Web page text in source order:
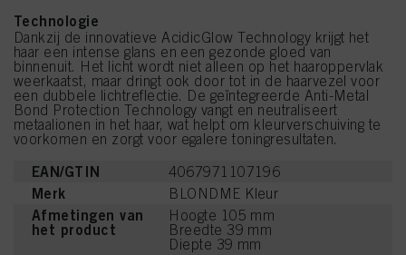
Technologie
Dankzij de innovatieve AcidicGlow Technology krijgt het
haar een intense glans en een gezonde gloed van
binnenuit. Het licht wordt niet alleen op het haaroppervlak
weerkaatst, maar dringt ook door tot in de haarvezel voor
een dubbele lichtreflectie. De geïntegreerde Anti-Metal
Bond Protection Technology vangt en neutraliseert
metaalionen in het haar, wat helpt om kleurverschuiving te
voorkomen en zorgt voor egalere toningresultaten.
EAN/GTIN 4067971107196
Merk BLONDME Kleur
Afmetingen van
het product
Hoogte 105 mm
Breedte 39 mm
Diepte 39 mm